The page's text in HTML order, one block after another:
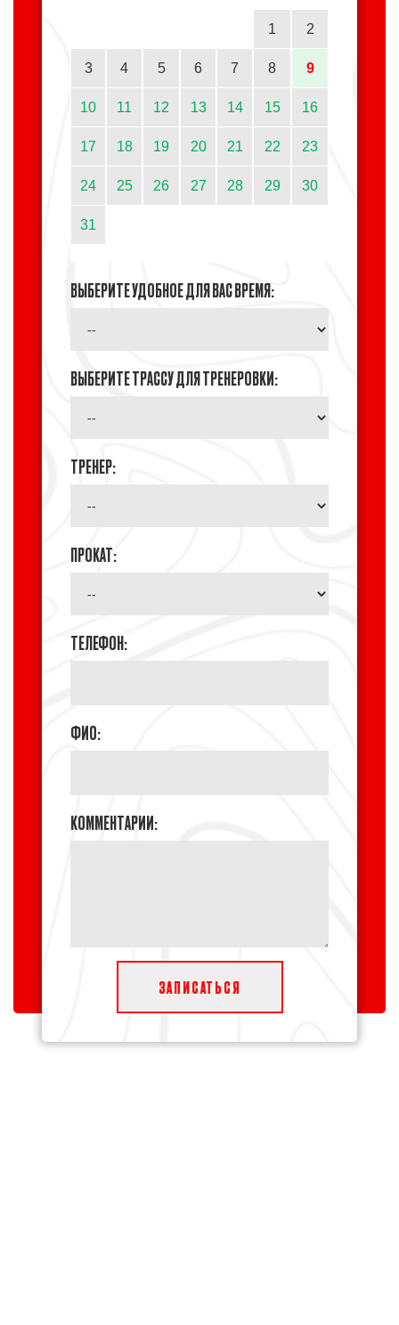
1 2
3 4 5 6 7 8 9
10 11 12 13 14 15 16
17 18 19 20 21 22 23
24 25 26 27 28 29 30
31
ВЫБЕРИТЕ УДОБНОЕ ДЛЯ ВАС ВРЕМЯ:
ВЫБЕРИТЕ ТРАССУ ДЛЯ ТРЕНЕРОВКИ:
ТРЕНЕР:
ПРОКАТ:
ТЕЛЕФОН:
ФИО:
КОММЕНТАРИИ:
ЗАПИСАТЬСЯ